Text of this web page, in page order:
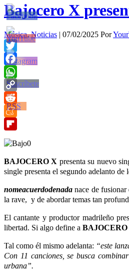
Bajocero X
Música,Noticias | 07/02/2025 Por
Twitter
Facebook
WhatsApp
Copy
Link
Reddit
Meneame
Flipboard
BAJOCERO X presenta su nuevo
single presenta el segundo adelanto
nomeacuerdodenada nace de
la rave, y de abordar temas tan
El cantante y productor madrileño
libertad. Si algo define a BAJOCERO
Tal como él mismo adelanta: “este
Con 11 canciones, se busca
urbana”.